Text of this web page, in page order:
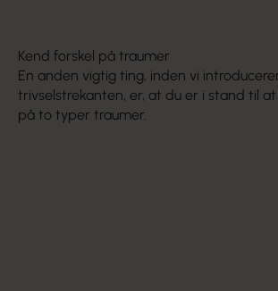
Kend forskel på traumer
En anden vigtig ting, inden vi
trivselstrekanten, er, at du er i stand til
på to typer traumer.